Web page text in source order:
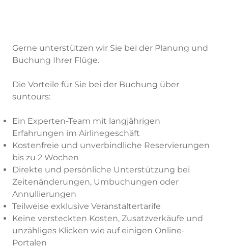
Gerne unterstützen wir Sie bei der Planung und
Buchung Ihrer Flüge.
Die Vorteile für Sie bei der Buchung über
suntours:
Ein Experten-Team mit langjährigen
Erfahrungen im Airlinegeschäft
Kostenfreie und unverbindliche Reservierungen
bis zu 2 Wochen
Direkte und persönliche Unterstützung bei
Zeitenänderungen, Umbuchungen oder
Annullierungen
Teilweise exklusive Veranstaltertarife
Keine versteckten Kosten, Zusatzverkäufe und
unzähliges Klicken wie auf einigen Online-
Portalen